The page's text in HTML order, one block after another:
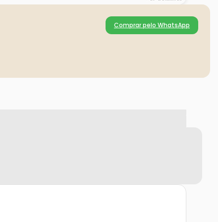
Comprar pelo WhatsApp